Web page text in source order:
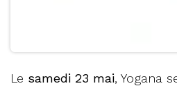
Le samedi 23 mai, Yogana